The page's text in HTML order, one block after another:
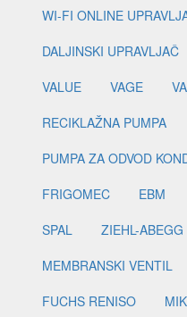
WI-FI ONLINE
DALJINSKI UPRAVLJAČ
VALUE
VAGE
RECIKLAŽNA PUMPA
PUMPA ZA ODVOD
FRIGOMEC
EBM
SPAL
ZIEHL-ABEGG
MEMBRANSKI VENTIL
FUCHS RENISO